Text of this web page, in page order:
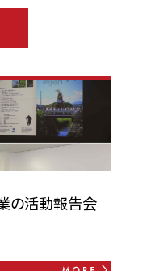
の活動報告会